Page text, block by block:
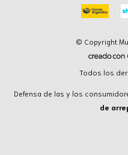
© Copyright
Todos los
Defensa de las y los
de